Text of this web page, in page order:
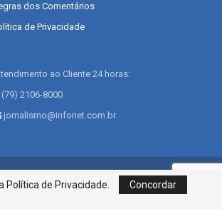
dos Comentários
de Privacidade
ao Cliente 24 horas:
(79) 2106-8000
jornalismo@infonet.com.br
SE, CEP 49015-030, Fone: 79.2106.8000 - CI
Centro de Informações LTDA
de Privacidade.
Concordar